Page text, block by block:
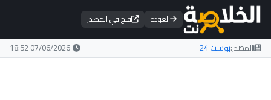
العودة فتح في المصدر
المصدر:بوست 24 07/06/2026 18:52